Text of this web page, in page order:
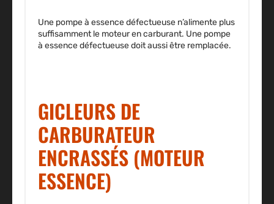
Une pompe à essence défectueuse n’alimente plus
suffisamment le moteur en carburant. Une pompe
à essence défectueuse doit aussi être remplacée.
GICLEURS DE
CARBURATEUR
ENCRASSÉS (MOTEUR
ESSENCE)